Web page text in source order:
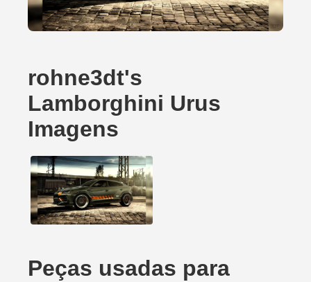
rohne3dt's
Lamborghini Urus
Imagens
Peças usadas para